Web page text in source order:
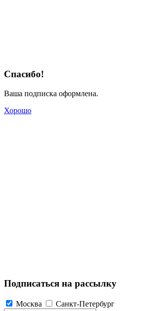
Спасибо!
Ваша подписка оформлена.
Хорошо
Подписаться на рассылку
Москва Санкт-Петербург